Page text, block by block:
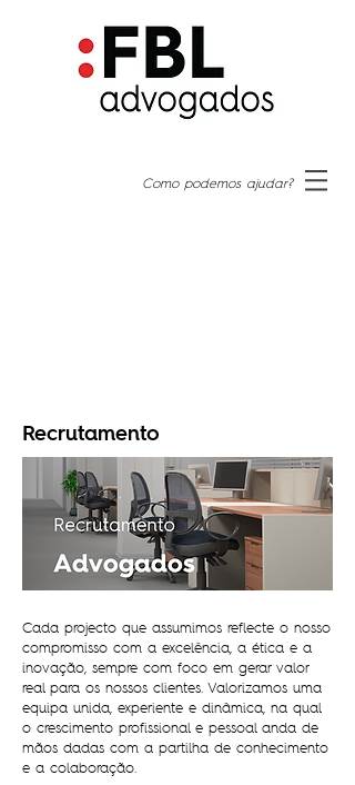
Como podemos ajudar?
Recrutamento
Cada projecto que assumimos reflecte o nosso
compromisso com a excelência, a ética e a
inovação, sempre com foco em gerar valor
real para os nossos clientes. Valorizamos uma
equipa unida, experiente e dinâmica, na qual
o crescimento profissional e pessoal anda de
mãos dadas com a partilha de conhecimento
e a colaboração.